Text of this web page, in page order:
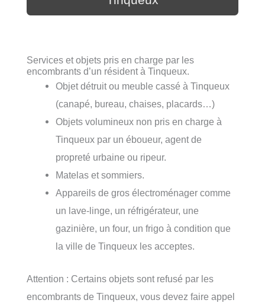
Services et objets pris en charge par les
encombrants d’un résident à Tinqueux.
Objet détruit ou meuble cassé à Tinqueux
(canapé, bureau, chaises, placards…)
Objets volumineux non pris en charge à
Tinqueux par un éboueur, agent de
propreté urbaine ou ripeur.
Matelas et sommiers.
Appareils de gros électroménager comme
un lave-linge, un réfrigérateur, une
gazinière, un four, un frigo à condition que
la ville de Tinqueux les acceptes.
Attention : Certains objets sont refusé par les
encombrants de Tinqueux, vous devez faire appel